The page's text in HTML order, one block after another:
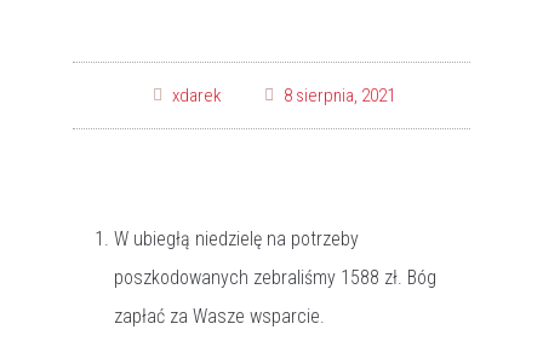
xdarek 8 sierpnia, 2021
W ubiegłą niedzielę na potrzeby
poszkodowanych zebraliśmy 1588 zł. Bóg
zapłać za Wasze wsparcie.